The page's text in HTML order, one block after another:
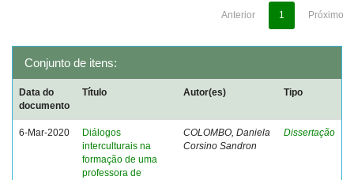
Anterior 1 Próximo
Conjunto de itens:
Data do
documento
Título Autor(es) Tipo
6-Mar-2020
Diálogos
interculturais na
formação de uma
professora de
COLOMBO, Daniela
Corsino Sandron
Dissertação